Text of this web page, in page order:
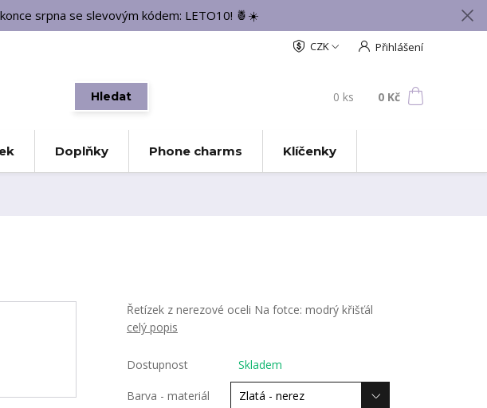
srpna se slevovým kódem: LETO10! 🍍☀️
CZK Přihlášení
Hledat 0 ks 0 Kč
Doplňky Phone charms Klíčenky
Řetízek z nerezové oceli Na fotce: modrý křišťál
celý popis
Dostupnost Skladem
Barva - materiál